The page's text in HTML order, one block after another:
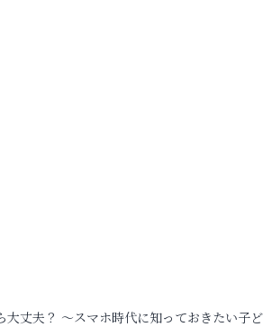
大丈夫？ ～スマホ時代に知っておきたい子